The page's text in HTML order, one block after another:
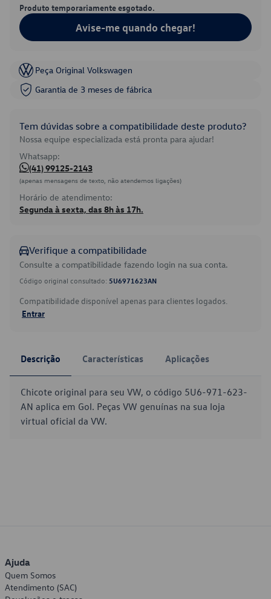
Produto temporariamente esgotado.
Avise-me quando chegar!
Peça Original Volkswagen
Garantia de 3 meses de fábrica
Tem dúvidas sobre a compatibilidade deste produto?
Nossa equipe especializada está pronta para ajudar!
Whatsapp:
(41) 99125-2143
(apenas mensagens de texto, não atendemos ligações)
Horário de atendimento:
Segunda à sexta, das 8h às 17h.
Verifique a compatibilidade
Consulte a compatibilidade fazendo login na sua conta.
Código original consultado: 5U6971623AN
Compatibilidade disponível apenas para clientes logados.
Entrar
Descrição Características Aplicações
Chicote original para seu VW, o código 5U6-971-623-
AN aplica em Gol. Peças VW genuínas na sua loja
virtual oficial da VW.
Ajuda
Quem Somos
Atendimento (SAC)